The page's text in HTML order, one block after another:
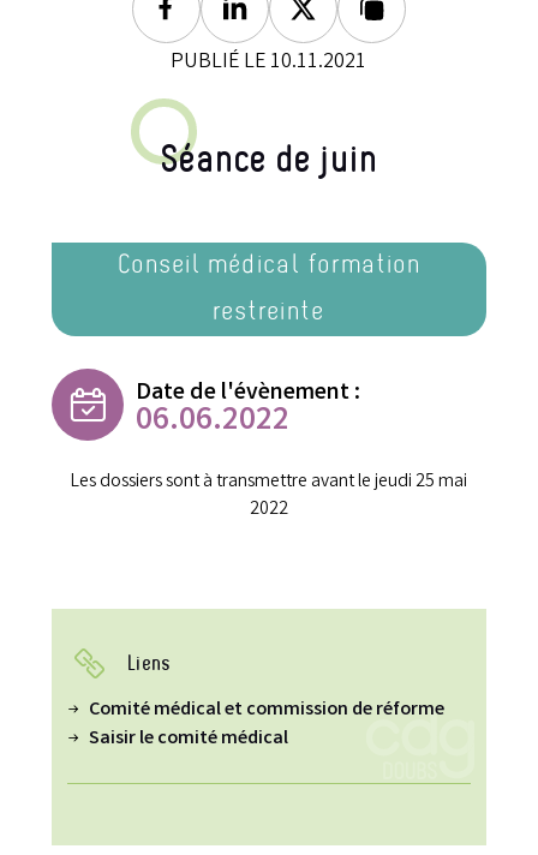
FacebookLinkedinTwitterLien copié
PUBLIÉ LE 10.11.2021
Séance de juin
Conseil médical formation
restreinte
Date de l'évènement :
06.06.2022
Les dossiers sont à transmettre avant le jeudi 25 mai
2022
Liens
Comité médical et commission de réforme
Saisir le comité médical